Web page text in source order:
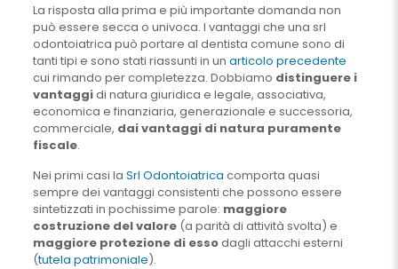
La risposta alla prima e più importante domanda non
può essere secca o univoca. I vantaggi che una srl
odontoiatrica può portare al dentista comune sono di
tanti tipi e sono stati riassunti in un articolo precedente
cui rimando per completezza. Dobbiamo distinguere i
vantaggidi natura giuridica e legale, associativa,
economica e finanziaria, generazionale e successoria,
commerciale, dai vantaggi di natura puramente
fiscale.
Nei primi casi la Srl Odontoiatrica comporta quasi
sempre dei vantaggi consistenti che possono essere
sintetizzati in pochissime parole: maggiore
costruzione del valore(a parità di attività svolta) e
maggiore protezione di essodagli attacchi esterni
(tutela patrimoniale).